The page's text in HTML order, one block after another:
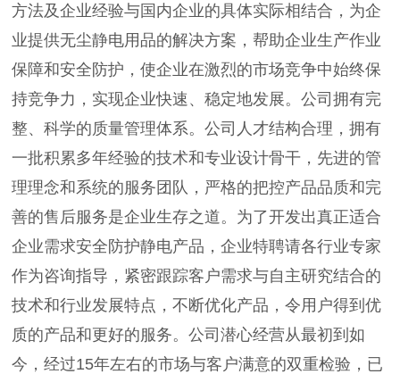
方法及企业经验与国内企业的具体实际相结合，为企
业提供无尘静电用品的解决方案，帮助企业生产作业
保障和安全防护，使企业在激烈的市场竞争中始终保
持竞争力，实现企业快速、稳定地发展。公司拥有完
整、科学的质量管理体系。公司人才结构合理，拥有
一批积累多年经验的技术和专业设计骨干，先进的管
理理念和系统的服务团队，严格的把控产品品质和完
善的售后服务是企业生存之道。为了开发出真正适合
企业需求安全防护静电产品，企业特聘请各行业专家
作为咨询指导，紧密跟踪客户需求与自主研究结合的
技术和行业发展特点，不断优化产品，令用户得到优
质的产品和更好的服务。公司潜心经营从最初到如
今，经过15年左右的市场与客户满意的双重检验，已